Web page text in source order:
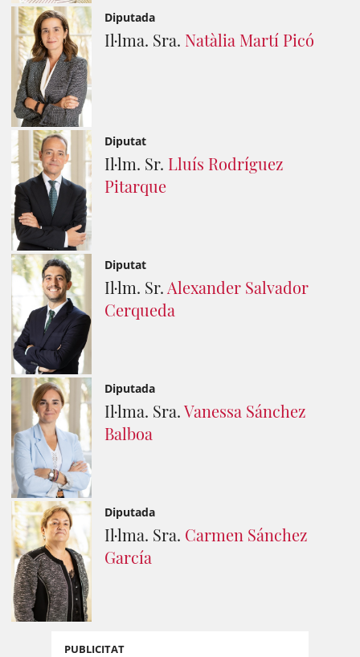
Diputada
Il·lma. Sra. Natàlia Martí Picó
Diputat
Il·lm. Sr. Lluís Rodríguez
Pitarque
Diputat
Il·lm. Sr. Alexander Salvador
Cerqueda
Diputada
Il·lma. Sra.Vanessa Sánchez
Balboa
Diputada
Il·lma. Sra. Carmen Sánchez
García
PUBLICITAT